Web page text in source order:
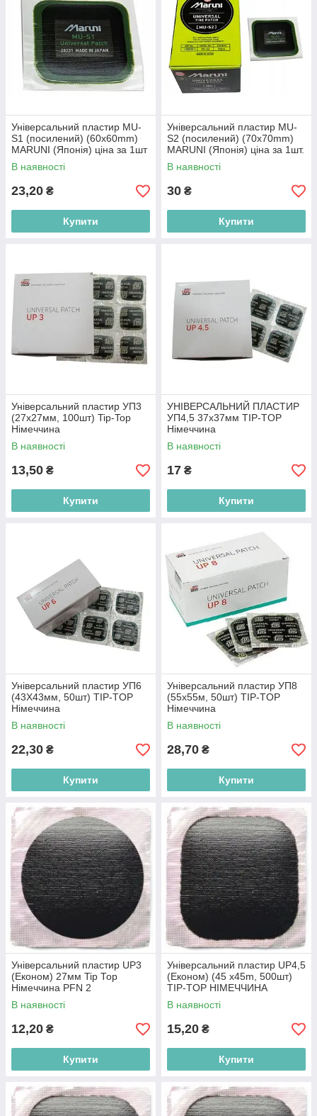
Універсальний пластир MU-
S1 (посилений) (60х60mm)
MARUNI (Японія) ціна за 1шт
В наявності
23,20 ₴
Купити
Універсальний пластир MU-
S2 (посилений) (70х70mm)
MARUNI (Японія) ціна за 1шт.
В наявності
30 ₴
Купити
Універсальний пластир УП3
(27x27мм, 100шт) Tip-Top
Німеччина
В наявності
13,50 ₴
Купити
УНІВЕРСАЛЬНИЙ ПЛАСТИР
УП4,5 37х37мм TIP-TOP
Німеччина
В наявності
17 ₴
Купити
Універсальний пластир УП6
(43Х43мм, 50шт) TIP-TOP
Німеччина
В наявності
22,30 ₴
Купити
Універсальний пластир УП8
(55x55м, 50шт) TIP-TOP
Німеччина
В наявності
28,70 ₴
Купити
Універсальний пластир UP3
(Економ) 27мм Tip Тор
Німеччина PFN 2
В наявності
12,20 ₴
Купити
Універсальний пластир UP4,5
(Економ) (45 x45m, 500шт)
TIP-TOP НІМЕЧЧИНА
В наявності
15,20 ₴
Купити